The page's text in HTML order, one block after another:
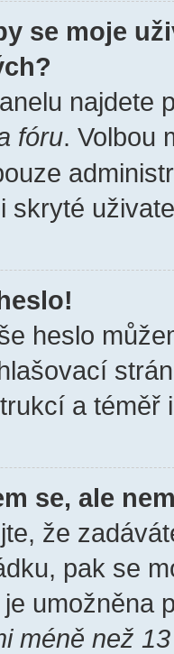
se moje
najdete
fóru. Volbou
skryté
heslo
a téměř
se, ale
že
pak se
umožněna
méně než